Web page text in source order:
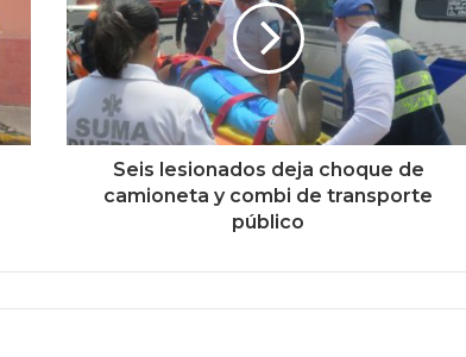
Seis lesionados deja choque de
camioneta y combi de transporte
público